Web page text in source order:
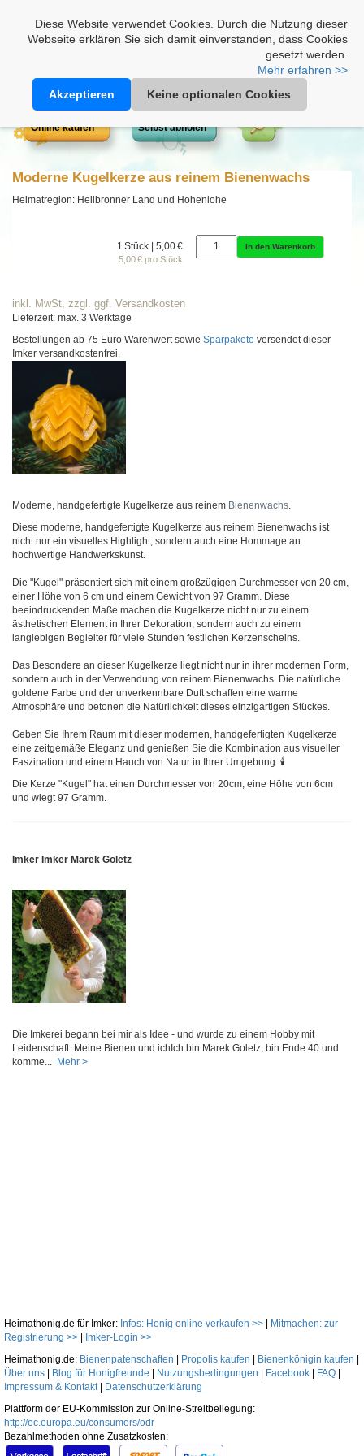
Diese Website verwendet Cookies. Durch die Nutzung dieser
Webseite erklären Sie sich damit einverstanden, dass Cookies
gesetzt werden.
Mehr erfahren >>
Akzeptieren
Keine optionalen Cookies
Online kaufen Selbst abholen
Moderne Kugelkerze aus reinem Bienenwachs
Heimatregion: Heilbronner Land und Hohenlohe
1 Stück | 5,00 €
5,00 € pro Stück
In den Warenkorb
inkl. MwSt, zzgl. ggf. Versandkosten
Lieferzeit: max. 3 Werktage
Bestellungen ab 75 Euro Warenwert sowie Sparpakete versendet dieser
Imker versandkostenfrei.
Moderne, handgefertigte Kugelkerze aus reinem Bienenwachs.
Diese moderne, handgefertigte Kugelkerze aus reinem Bienenwachs ist
nicht nur ein visuelles Highlight, sondern auch eine Hommage an
hochwertige Handwerkskunst.
Die "Kugel" präsentiert sich mit einem großzügigen Durchmesser von 20 cm,
einer Höhe von 6 cm und einem Gewicht von 97 Gramm. Diese
beeindruckenden Maße machen die Kugelkerze nicht nur zu einem
ästhetischen Element in Ihrer Dekoration, sondern auch zu einem
langlebigen Begleiter für viele Stunden festlichen Kerzenscheins.
Das Besondere an dieser Kugelkerze liegt nicht nur in ihrer modernen Form,
sondern auch in der Verwendung von reinem Bienenwachs. Die natürliche
goldene Farbe und der unverkennbare Duft schaffen eine warme
Atmosphäre und betonen die Natürlichkeit dieses einzigartigen Stückes.
Geben Sie Ihrem Raum mit dieser modernen, handgefertigten Kugelkerze
eine zeitgemäße Eleganz und genießen Sie die Kombination aus visueller
Faszination und einem Hauch von Natur in Ihrer Umgebung. 🕯️
Die Kerze "Kugel" hat einen Durchmesser von 20cm, eine Höhe von 6cm
und wiegt 97 Gramm.
Imker Imker Marek Goletz
Die Imkerei begann bei mir als Idee - und wurde zu einem Hobby mit
Leidenschaft. Meine Bienen und ichIch bin Marek Goletz, bin Ende 40 und
komme... Mehr >
Heimathonig.de für Imker: Infos: Honig online verkaufen >>
Mitmachen: zur
Registrierung >>
Imker-Login >>
Heimathonig.de: Bienenpatenschaften Propolis kaufen Bienenkönigin kaufen
Über uns
Blog für Honigfreunde Nutzungsbedingungen Facebook FAQ
Impressum & Kontakt|
Datenschutzerklärung
Plattform der EU-Kommission zur Online-Streitbeilegung:
http://ec.europa.eu/consumers/odr
Bezahlmethoden ohne Zusatzkosten: